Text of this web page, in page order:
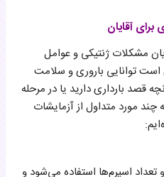
برای آقایان
مشکلات ژنتیکی و عوامل
توانایی باروری و سلامت
قصد بارداری دارید یا در مرحله
چند مورد متداول از آزمایشات
تعداد اسپرم‌ها استفاده می‌شود و